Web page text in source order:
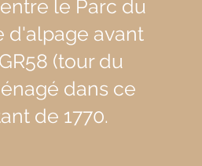
le Parc du
d'alpage avant
(tour du
dans ce
de 1770.